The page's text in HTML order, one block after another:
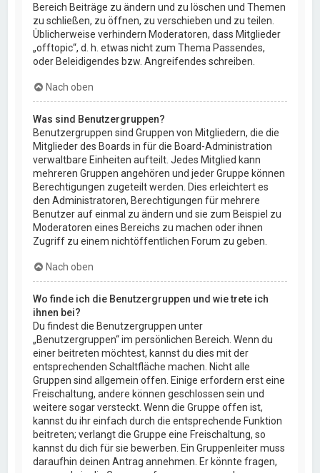
Bereich Beiträge zu ändern und zu löschen und Themen
zu schließen, zu öffnen, zu verschieben und zu teilen.
Üblicherweise verhindern Moderatoren, dass Mitglieder
„offtopic“, d. h. etwas nicht zum Thema Passendes,
oder Beleidigendes bzw. Angreifendes schreiben.
Nach oben
Was sind Benutzergruppen?
Benutzergruppen sind Gruppen von Mitgliedern, die die
Mitglieder des Boards in für die Board-Administration
verwaltbare Einheiten aufteilt. Jedes Mitglied kann
mehreren Gruppen angehören und jeder Gruppe können
Berechtigungen zugeteilt werden. Dies erleichtert es
den Administratoren, Berechtigungen für mehrere
Benutzer auf einmal zu ändern und sie zum Beispiel zu
Moderatoren eines Bereichs zu machen oder ihnen
Zugriff zu einem nichtöffentlichen Forum zu geben.
Nach oben
Wo finde ich die Benutzergruppen und wie trete ich
ihnen bei?
Du findest die Benutzergruppen unter
„Benutzergruppen“ im persönlichen Bereich. Wenn du
einer beitreten möchtest, kannst du dies mit der
entsprechenden Schaltfläche machen. Nicht alle
Gruppen sind allgemein offen. Einige erfordern erst eine
Freischaltung, andere können geschlossen sein und
weitere sogar versteckt. Wenn die Gruppe offen ist,
kannst du ihr einfach durch die entsprechende Funktion
beitreten; verlangt die Gruppe eine Freischaltung, so
kannst du dich für sie bewerben. Ein Gruppenleiter muss
daraufhin deinen Antrag annehmen. Er könnte fragen,